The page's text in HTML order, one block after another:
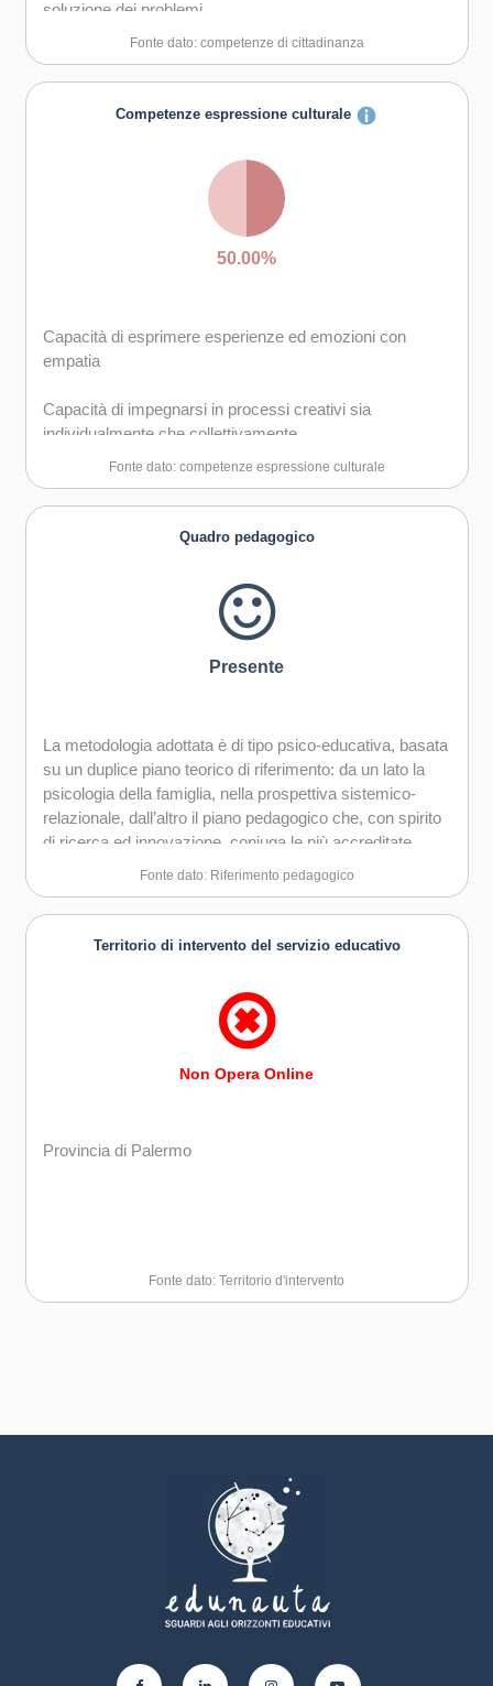
soluzione dei problemi
Fonte dato: competenze di cittadinanza
Competenze espressione culturale
50.00%
Capacità di esprimere esperienze ed emozioni con
empatia
Capacità di impegnarsi in processi creativi sia
individualmente che collettivamente
Fonte dato: competenze espressione culturale
Quadro pedagogico
Presente
La metodologia adottata è di tipo psico-educativa, basata
su un duplice piano teorico di riferimento: da un lato la
psicologia della famiglia, nella prospettiva sistemico-
relazionale, dall’altro il piano pedagogico che, con spirito
di ricerca ed innovazione, coniuga le più accreditate
teorie pedagogiche e gli spunti più innovativi ed
dell’educazione.
Fonte dato: Riferimento pedagogico
Territorio di intervento del servizio educativo
Non Opera Online
Provincia di Palermo
Fonte dato: Territorio d'intervento